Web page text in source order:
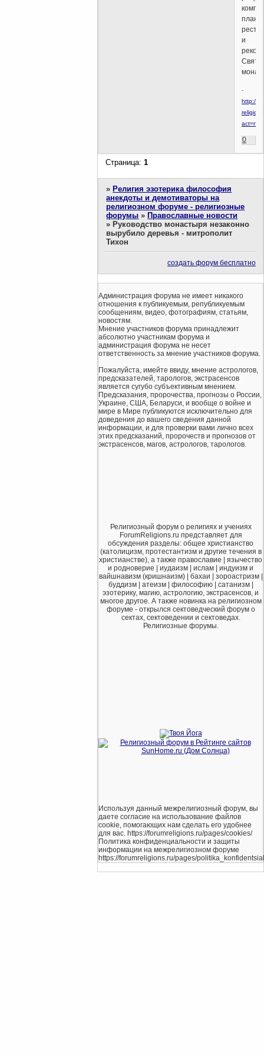
плана
и
-
http://
0
Страница:1
» Религия эзотерика философия
анекдоты и демотиваторы на
религиозном форуме - религиозные
форумы » Православные новости
» Руководство монастыря незаконно
вырубило деревья - митрополит
Тихон
создать форум бесплатно
Администрация форума не имеет никакого
отношения к публикуемым, републикуемым
сообщениям, видео, фотографиям, статьям,
новостям.
Мнение участников форума принадлежит
абсолютно участникам форума и
администрация форума не несет
ответственность за мнение участников форума.
Пожалуйста, имейте ввиду, мнение астрологов,
предсказателей, тарологов, экстрасенсов
является сугубо субъективным мнением.
Предсказания, пророчества, прогнозы о России,
Украине, США, Беларуси, и вообще о войне и
мире в Мире публикуются исключительно для
доведения до вашего сведения данной
информации, и для проверки вами лично всех
этих предсказаний, пророчеств и прогнозов от
экстрасенсов, магов, астрологов, тарологов.
Религиозный форум о религиях и учениях
ForumReligions.ru представляет для
обсуждения разделы: общее христианство
(католицизм, протестантизм и другие течения в
христианстве), а также православие | язычество
и родноверие | иудаизм | ислам | индуизм и
вайшнавизм (кришнаизм) | бахаи | зороастризм |
буддизм | атеизм | философию | сатанизм |
эзотерику, магию, астрологию, экстрасенсов, и
многое другое. А также новинка на религиозном
форуме - открылся сектоведческий форум о
сектах, сектоведении и сектоведах.
Религиозные форумы.
Используя данный межрелигиозный форум, вы
даете согласие на использование файлов
cookie, помогающих нам сделать его удобнее
для вас. https://forumreligions.ru/pages/cookies/
Политика конфиденциальности и защиты
информации на межрелигиозном форуме
https://forumreligions.ru/pages/